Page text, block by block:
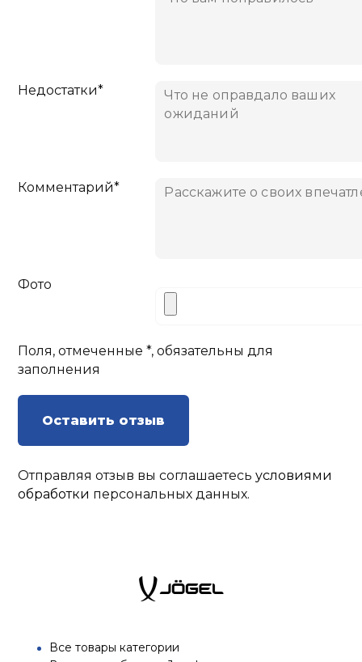
Недостатки*
Комментарий*
Фото
Поля, отмеченные *, обязательны для
заполнения
Оставить отзыв
Отправляя отзыв вы соглашаетесьусловиями
обработки персональных данных.
Все товары категории